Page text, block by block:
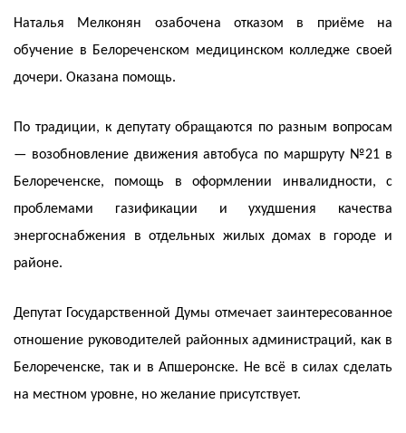
Наталья Мелконян озабочена отказом в приёме на
обучение в Белореченском медицинском колледже своей
дочери. Оказана помощь.
По традиции, к депутату обращаются по разным вопросам
— возобновление движения автобуса по маршруту №21 в
Белореченске, помощь в оформлении инвалидности, с
проблемами газификации и ухудшения качества
энергоснабжения в отдельных жилых домах в городе и
районе.
Депутат Государственной Думы отмечает заинтересованное
отношение руководителей районных администраций, как в
Белореченске, так и в Апшеронске. Не всё в силах сделать
на местном уровне, но желание присутствует.